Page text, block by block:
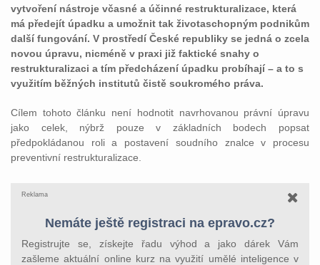
vytvoření nástroje včasné a účinné restrukturalizace, která
má předejít úpadku a umožnit tak životaschopným podnikům
další fungování. V prostředí České republiky se jedná o zcela
novou úpravu, nicméně v praxi již faktické snahy o
restrukturalizaci a tím předcházení úpadku probíhají – a to s
využitím běžných institutů čistě soukromého práva.
Cílem tohoto článku není hodnotit navrhovanou právní úpravu
jako celek, nýbrž pouze v základních bodech popsat
předpokládanou roli a postavení soudního znalce v procesu
preventivní restrukturalizace.
Reklama
Nemáte ještě registraci na epravo.cz?
Registrujte se, získejte řadu výhod a jako dárek Vám
zašleme aktuální online kurz na využití umělé inteligence v